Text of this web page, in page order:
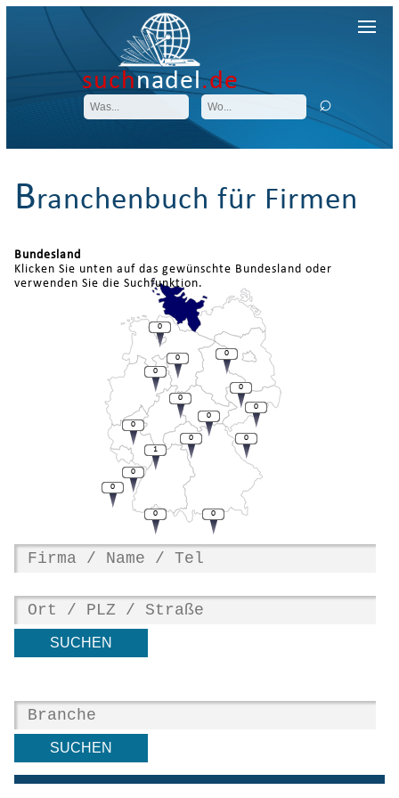
suchnadel.de
Branchenbuch für Firmen
Bundesland
Klicken Sie unten auf das gewünschte Bundesland oder
verwenden Sie die Suchfunktion.
0
0
0
0
0
0
0
0
0
0
0
1
0
0
0
0